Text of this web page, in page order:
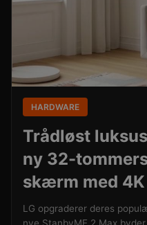
HARDWARE
Trådløst
ny 32-
skærm med
LG opgraderer deres